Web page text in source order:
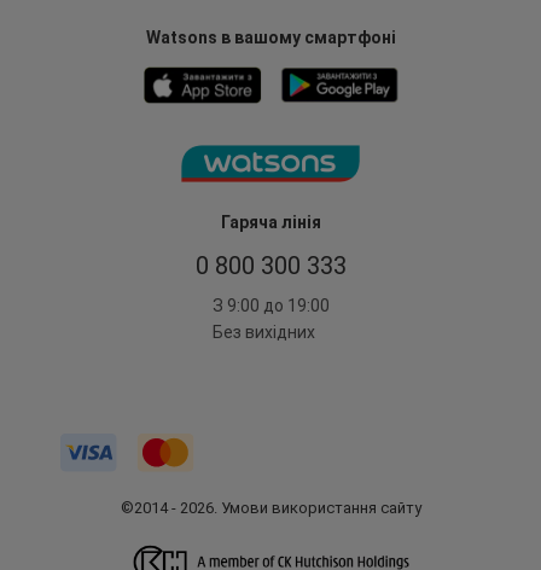
Гаряча лінія
0 800 300 333
З 9:00 до 19:00
Без вихідних
Watsons в вашому смартфоні
©2014 - 2026. Умови використання сайту